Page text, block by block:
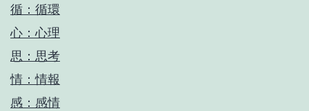
循：循環
心：心理
思：思考
情：情報
感：感情